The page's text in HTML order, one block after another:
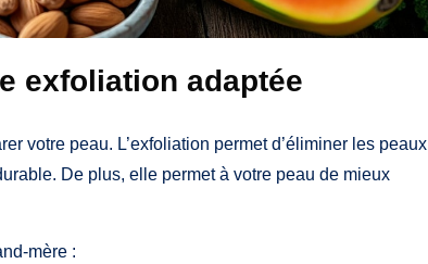
exfoliation adaptée
votre peau. L’exfoliation permet d’éliminer les peaux
De plus, elle permet à votre peau de mieux
mère :